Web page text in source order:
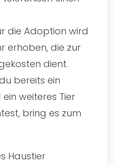
die Adoption wird
erhoben, die zur
dient.
bereits ein
weiteres Tier
bring es zum
Haustier